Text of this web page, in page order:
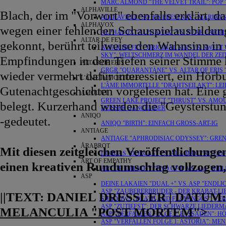
MARC ALMOND "THE VELVET TRAIL": POP
ALPHAVILLE
ALPHAVILLE "SO 80S PRESENTS":
ALPHAVOX
ALPHAVOX "ALPHAVOX" VS. NEAR
ALTAR DE FEY
ALTAR DE FEY "ORIGINAL SIN" VS.
SKY": WELTSCHMERZ IM WANDEL DER
ALTAR OF ERIS
GRGR "QUARANTÄNE" VS. ALTAR OF
L'ÂME IMMORTELLE
L'ÂME IMMORTELLE "DRAHTSEILAKT":
AMOUNT
GREEN LAKE PROJECT "THRUST" VS.
HEISSER DANCEMBER
ANIQO
ANIQO "BIRTH": EINFACH GROSS-ART-IG
ANTIAGE
ANTIAGE "APHRODISIAC ODYSSEY":
ÅRABROT
DORCAS "DORCAS" VS. ÅRABROT "RITE
ART OF EMPATHY
ART OF EMPATHY "END OF I" VS. A.A.
ASP
DEINE LAKAIEN "DUAL +" VS. ASP
ASP "ZAUBERERBRUDER - DER KRABAT-
SHADOWS "DEATH AND FLAMINGOS":
ASP "ZUTIEFST": DER SCHWARZE
ASP "VERFALLEN FOLGE 2: FASSADEN":
ASP "VERFALLEN FOLGE 1: ASTORIA":
Blach, der im "Vorwort" ebenfalls erklärt,
wegen einer fehlenden
gekonnt, berührt teilweise den Wahnsinn
Empfindungen in den Tiefen seiner
wieder vermehrt dafür interessiert, ein
Gutenachtgeschichten vorgelesen hat.
belegt. Kurzerhand wurden die
-gedeutet.
Mit diesen zeitgleichen
einen kreativen Rundumschlag
||TEXT: DANIEL DRESSLER | DATUM:
MELANCULIA "POST MORTEM">